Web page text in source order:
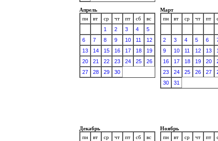
Апрель
пн
вт ср чт пт сб
вс
1
2 3 4
5
6
7 8 9 10 11
12
13
14 15 16 17 18
19
20
21 22 23 24 25
26
27
28 29 30
Март
пн
вт ср чт пт
2 3 4 5 6
9
10 11 12 13
16
17 18 19 20
23
24 25 26 27
30
31
Декабрь
пн
вт ср чт пт сб
вс
Ноябрь
пн
вт ср чт пт